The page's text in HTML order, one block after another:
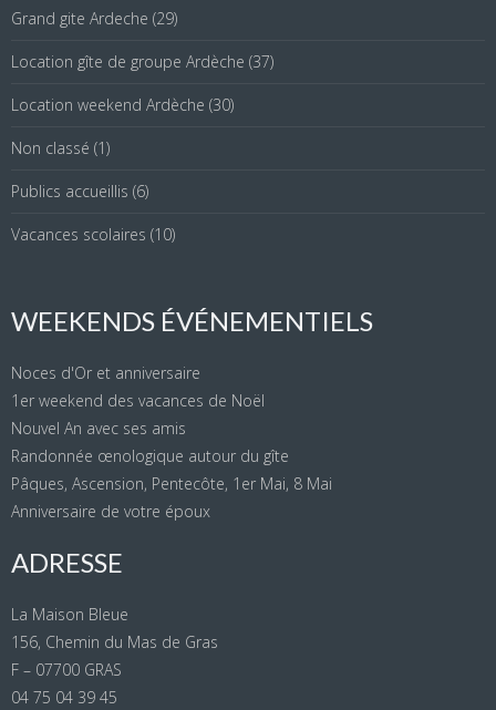
Grand gite Ardeche (29)
Location gîte de groupe Ardèche (37)
Location weekend Ardèche (30)
Non classé (1)
Publics accueillis (6)
Vacances scolaires (10)
WEEKENDS ÉVÉNEMENTIELS
Noces d'Or et anniversaire
1er weekend des vacances de Noël
Nouvel An avec ses amis
Randonnée œnologique autour du gîte
Pâques, Ascension, Pentecôte, 1er Mai, 8 Mai
Anniversaire de votre époux
ADRESSE
La Maison Bleue
156, Chemin du Mas de Gras
F – 07700 GRAS
04 75 04 39 45